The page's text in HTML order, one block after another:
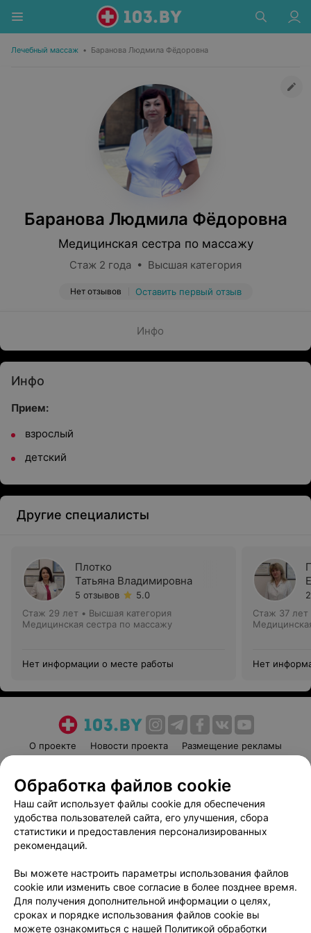
Лечебный массаж • Баранова Людмила Фёдоровна
Баранова Людмила Фёдоровна
Медицинская сестра по массажу
Стаж 2 года • Высшая категория
Нет отзывов Оставить первый отзыв
Инфо
Инфо
Прием:
взрослый
детский
Другие специалисты
Плотко
Татьяна Владимировна
5 отзывов
5.0
Стаж 29 лет • Высшая категория
Медицинская сестра по массажу
Нет информации о месте работы
Стаж 37 лет
Нет
О проекте Новости проекта
Размещение рекламы
Пользовательское соглашение
Способы оплаты
Вакансии
Партнеры
Написать руководителю 103.by
Обработка персональных данных
Обработка файлов cookie
Наш сайт использует файлы cookie для обеспечения
удобства пользователей сайта, его улучшения, сбора
статистики и предоставления персонализированных
рекомендаций.
Вы можете настроить параметры использования файлов
cookie или изменить свое согласие в более позднее время.
Для получения дополнительной информации о целях,
сроках и порядке использования файлов cookie вы
можете ознакомиться с нашей Политикой обработки